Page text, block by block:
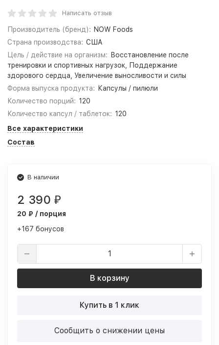
Написать отзыв
Производитель (бренд): NOW Foods
Страна производства: США
Цель / действие на организм:
Восстановление после
тренировки и спортивных нагрузок, Поддержание
здорового сердца, Увеличение выносливости и силы
Форма выпуска продукта:
Капсулы / пилюли
Количество порций: 120
Количество капсул / таблеток: 120
Все характеристики
Состав
В наличии
2 390 ₽
20 ₽ / порция
+167 бонусов
В корзину
Купить в 1 клик
Сообщить о снижении цены